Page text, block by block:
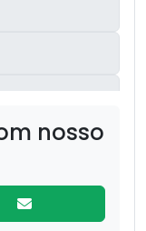
– 20g
nosso